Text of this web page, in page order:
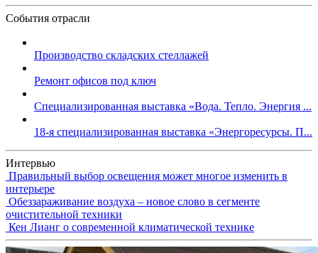
События отрасли
Производство складских стеллажей
Ремонт офисов под ключ
Специализированная выставка «Вода. Тепло. Энергия ...
18-я специализированная выставка «Энергоресурсы. П...
Интервью
Правильный выбор освещения может многое изменить в
интерьере
Обеззараживание воздуха – новое слово в сегменте
очистительной техники
Кен Лианг о современной климатической технике